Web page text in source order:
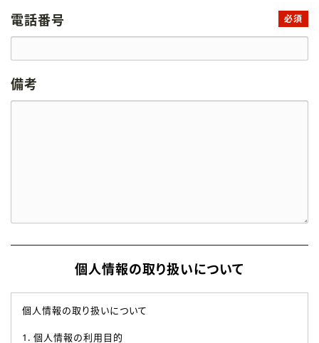
電話番号 必須
備考
個人情報の取り扱いについて
個人情報の取り扱いについて
1. 個人情報の利用目的